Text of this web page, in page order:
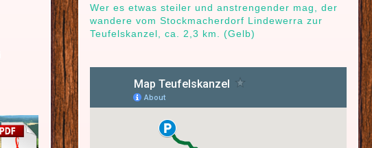
Wer es etwas steiler und anstrengender mag, der
wandere vom Stockmacherdorf Lindewerra zur
Teufelskanzel, ca. 2,3 km. (Gelb)